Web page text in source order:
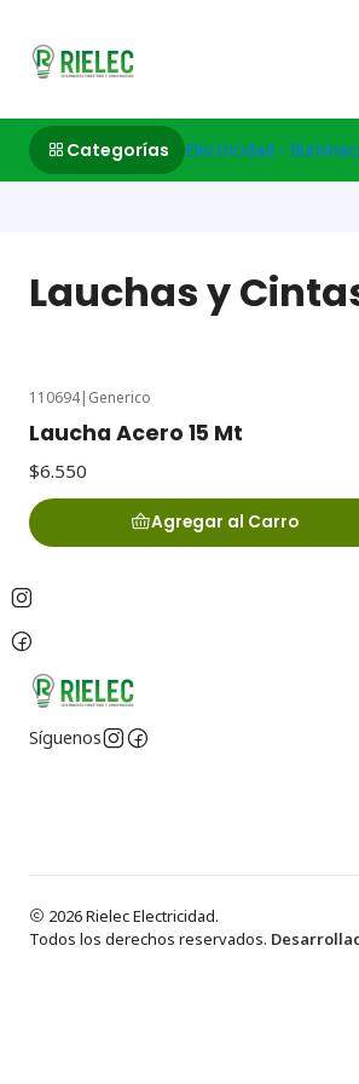
Categorías Electricidad
Lauchas y
110694| Generico
Laucha Acero 15 Mt
$6.550
Agregar al Carro
Síguenos
2026 Rielec Electricidad.
Todos los derechos reservados.